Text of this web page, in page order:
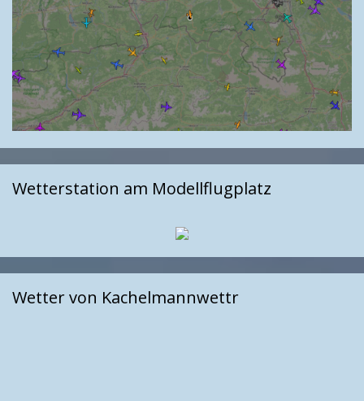
Wetterstation am Modellflugplatz
Wetter von Kachelmannwettr